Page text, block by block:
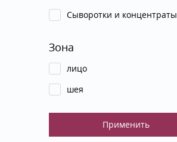
Сыворотки и концентраты
Зона
лицо
шея